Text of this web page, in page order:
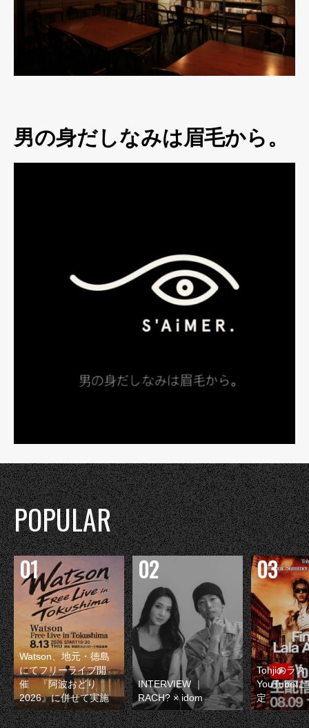
男の身だしなみは眉毛から。
POPULAR
Watson、地元・徳島
にてフリーライブ開
催 『阿波おどり
2026』に併せて実施
INTERVIEW ｜
RACH? × idom
Tohjiのラス
YouTubeに
定